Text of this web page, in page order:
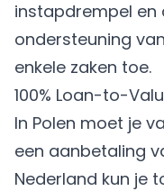
instapdrempel en
ondersteuning
enkele zaken toe.
100% Loan-to-
In Polen moet je
een aanbetaling
Nederland kun je